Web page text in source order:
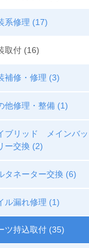
系修理 (17)
取付 (16)
補修・修理 (3)
他修理・整備 (1)
ブリッド メインバッ
ー交換 (2)
タネーター交換 (6)
ル漏れ修理 (1)
ツ持込取付 (35)